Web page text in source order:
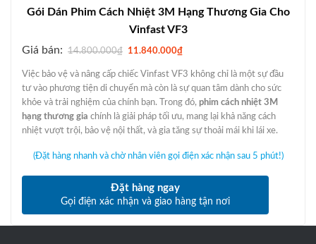
Gói Dán Phim Cách Nhiệt 3M Hạng Thương Gia Cho
Vinfast VF3
Giá bán:
14.800.000₫
G
g
ố
c
l
à
:
1
8
0
.
0
0
0
11.840.000₫G
i
h
i
ệ
n
t
ạ
i
:
1
8
4
0
Việc bảo vệ và nâng cấp chiếc Vinfast VF3 không chỉ là một sự đầu
tư vào phương tiện di chuyển mà còn là sự quan tâm dành cho sức
khỏe và trải nghiệm của chính bạn. Trong đó, phim cách nhiệt 3M
hạng thương gia chính là giải pháp tối ưu, mang lại khả năng cách
nhiệt vượt trội, bảo vệ nội thất, và gia tăng sự thoải mái khi lái xe.
(Đặt hàng nhanh và chờ nhân viên gọi điện xác nhận sau 5 phút!)
Đặt hàng ngay
Gọi điện xác nhận và giao hàng tận nơi